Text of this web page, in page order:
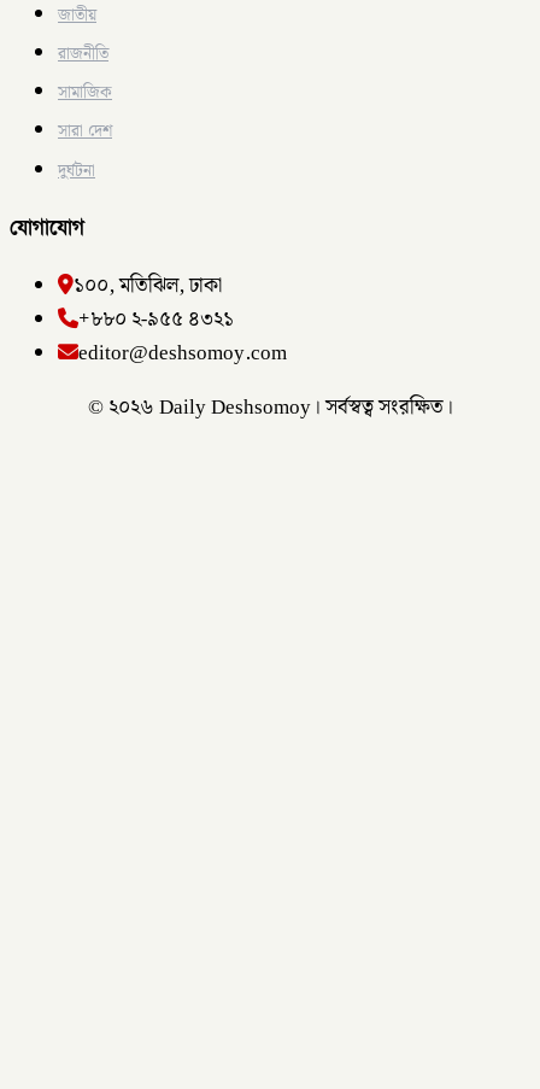
জাতীয়
রাজনীতি
সামাজিক
সারা দেশ
দুর্ঘটনা
যোগাযোগ
১০০, মতিঝিল, ঢাকা
+৮৮০ ২-৯৫৫ ৪৩২১
editor@deshsomoy.com
© ২০২৬ Daily Deshsomoy। সর্বস্বত্ব সংরক্ষিত।